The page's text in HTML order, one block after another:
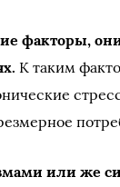
факторы,
К таким
или же